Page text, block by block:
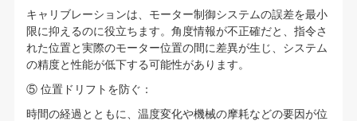
キャリブレーションは、モーター制御システムの誤差を最小
限に抑えるのに役立ちます。角度情報が不正確だと、指令さ
れた位置と実際のモーター位置の間に差異が生じ、システム
の精度と性能が低下する可能性があります。
⑤ 位置ドリフトを防ぐ：
時間の経過とともに、温度変化や機械の摩耗などの要因が位